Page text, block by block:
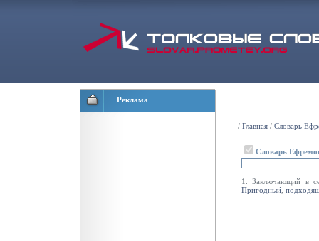
Реклама
/ Главная / Словарь
Словарь
1. Заключающий в
Пригодный